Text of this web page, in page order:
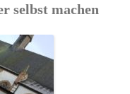
selbst machen